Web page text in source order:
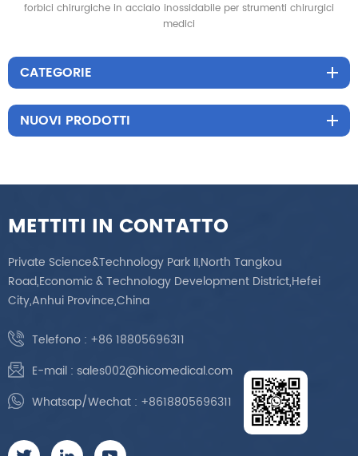
forbici chirurgiche in acciaio inossidabile per strumenti chirurgici
medici
CATEGORIE
NUOVI PRODOTTI
METTITI IN CONTATTO
Private Science&Technology Park II,North Tangkou
Road,Economic & Technology Development District,Hefei
City,Anhui Province,China
Telefono : +86 18805696311
E-mail : sales002@hicomedical.com
Whatsap/Wechat : +8618805696311